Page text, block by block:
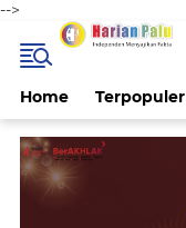
-->
Home Terpopuler